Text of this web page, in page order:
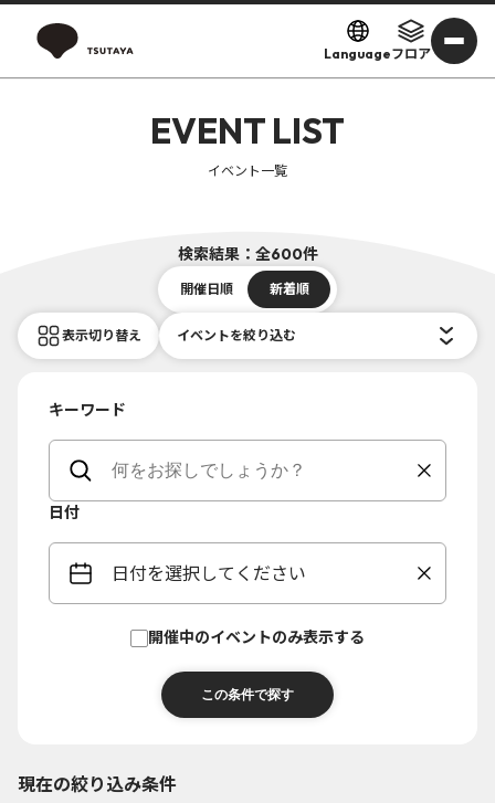
Languageフロア
EVENT LIST
イベント一覧
検索結果：全600件
開催日順 新着順
表示切り替え イベントを絞り込む
キーワード
日付
日付を選択してください
開催中のイベントのみ表示する
現在の絞り込み条件